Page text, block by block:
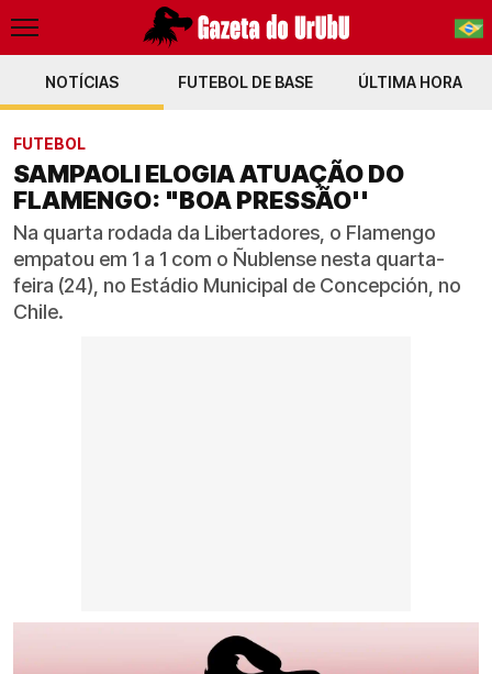
PT-BR
NOTÍCIAS FUTEBOL DE BASE ÚLTIMA HORA
FUTEBOL
SAMPAOLI ELOGIA ATUAÇÃO DO
FLAMENGO: "BOA PRESSÃO''
Na quarta rodada da Libertadores, o Flamengo
empatou em 1 a 1 com o Ñublense nesta quarta-
feira (24), no Estádio Municipal de Concepción, no
Chile.